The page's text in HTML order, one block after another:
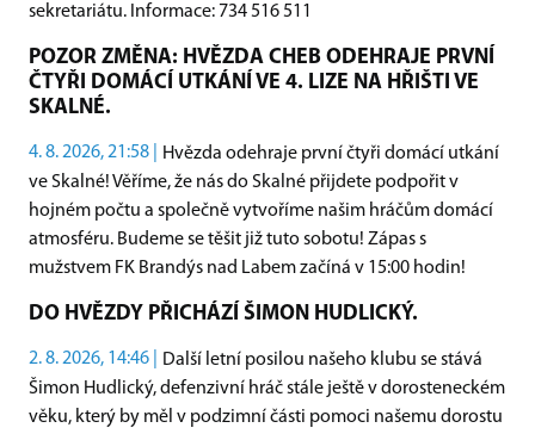
sekretariátu. Informace: 734 516 511
POZOR ZMĚNA: HVĚZDA CHEB ODEHRAJE PRVNÍ
ČTYŘI DOMÁCÍ UTKÁNÍ VE 4. LIZE NA HŘIŠTI VE
SKALNÉ.
4. 8. 2026, 21:58 |
Hvězda odehraje první čtyři domácí utkání
ve Skalné! Věříme, že nás do Skalné přijdete podpořit v
hojném počtu a společně vytvoříme našim hráčům domácí
atmosféru. Budeme se těšit již tuto sobotu! Zápas s
mužstvem FK Brandýs nad Labem začíná v 15:00 hodin!
DO HVĚZDY PŘICHÁZÍ ŠIMON HUDLICKÝ.
2. 8. 2026, 14:46 |
Další letní posilou našeho klubu se stává
Šimon Hudlický, defenzivní hráč stále ještě v dorosteneckém
věku, který by měl v podzimní části pomoci našemu dorostu